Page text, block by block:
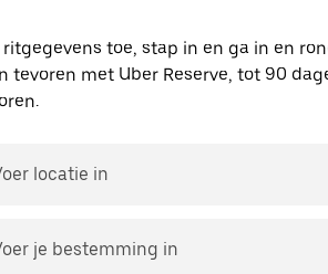
ritgegevens toe, stap in en ga in en
tevoren met Uber Reserve, tot 90
locatie in
je bestemming in